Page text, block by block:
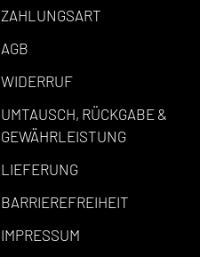
ZAHLUNGSART
AGB
WIDERRUF
UMTAUSCH, RÜCKGABE &
GEWÄHRLEISTUNG
LIEFERUNG
BARRIEREFREIHEIT
IMPRESSUM